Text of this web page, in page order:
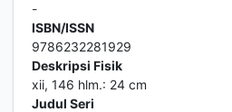
-
ISBN/ISSN
9786232281929
Deskripsi Fisik
xii, 146 hlm.: 24 cm
Judul Seri